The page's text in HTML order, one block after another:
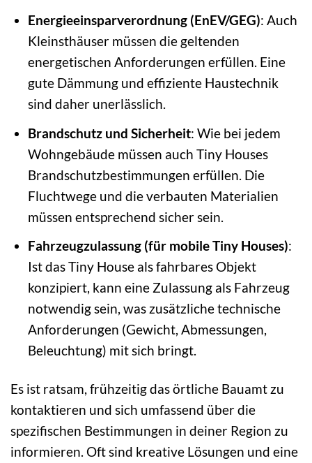
Energieeinsparverordnung (EnEV/GEG): Auch
Kleinsthäuser müssen die geltenden
energetischen Anforderungen erfüllen. Eine
gute Dämmung und effiziente Haustechnik
sind daher unerlässlich.
Brandschutz und Sicherheit: Wie bei jedem
Wohngebäude müssen auch Tiny Houses
Brandschutzbestimmungen erfüllen. Die
Fluchtwege und die verbauten Materialien
müssen entsprechend sicher sein.
Fahrzeugzulassung (für mobile Tiny Houses):
Ist das Tiny House als fahrbares Objekt
konzipiert, kann eine Zulassung als Fahrzeug
notwendig sein, was zusätzliche technische
Anforderungen (Gewicht, Abmessungen,
Beleuchtung) mit sich bringt.
Es ist ratsam, frühzeitig das örtliche Bauamt zu
kontaktieren und sich umfassend über die
spezifischen Bestimmungen in deiner Region zu
informieren. Oft sind kreative Lösungen und eine